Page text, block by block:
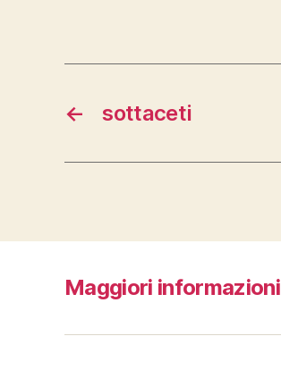
← sottaceti
Maggiori informazioni